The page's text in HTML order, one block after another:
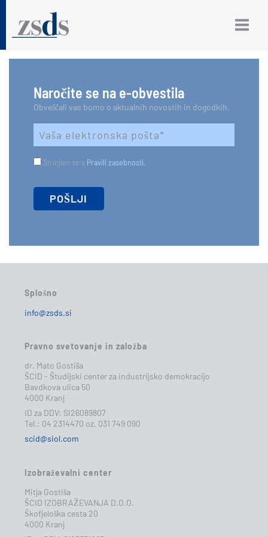
Naročite se na e-obvestila
Obveščali vas bomo o aktualnih novostih in dogodkih.
Strinjam se s Pravili zasebnosti.
Splošno
info@zsds.si
Pravno svetovanje in založba
dr. Mato Gostiša
ŠCID - Študijski center za industrijsko demokracijo
Bavdkova ulica 50
4000 Kranj
ID za DDV: SI26089807
Tel.: 04 2314470 oz. 031 749 090
scid@siol.com
Izobraževalni center
Mitja Gostiša
ŠCID IZOBRAŽEVANJA D.O.O.
Škofjeloška cesta 20
4000 Kranj